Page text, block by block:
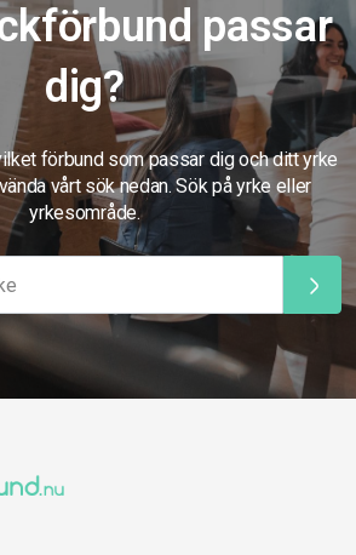
passar
dig?
förbund som passar dig och ditt yrke
vårt sök nedan. Sök på yrke eller
yrkesområde.